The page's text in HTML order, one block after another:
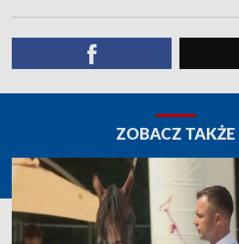
ZOBACZ TAKŻE